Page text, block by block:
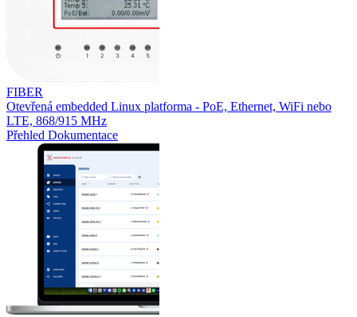
FIBER
Otevřená embedded Linux platforma - PoE, Ethernet, WiFi nebo
LTE, 868/915 MHz
Přehled Dokumentace